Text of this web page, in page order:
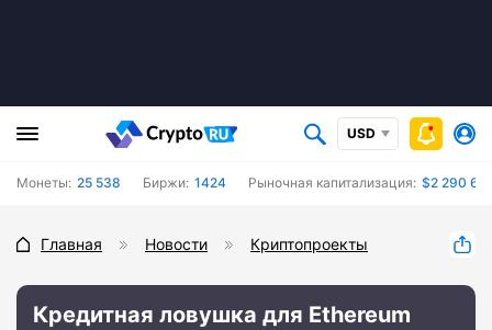
USD
Монеты: 25 538 Биржи: 1424 Рыночная капитализация: $2 290
Главная Новости Криптопроекты
Кредитная ловушка для Ethereum